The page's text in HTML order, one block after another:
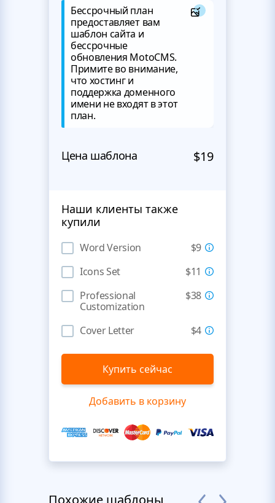
Бессрочный план
предоставляет вам
шаблон сайта и
бессрочные
обновления MotoCMS.
Примите во внимание,
что хостинг и
поддержка доменного
имени не входят в этот
план.
Цена шаблона $19
Наши клиенты также
купили
Word Version
$9
Icons Set
$11
Professional
Customization
$38
Cover Letter $4
Купить сейчас
Добавить в корзину
Похожие шаблоны